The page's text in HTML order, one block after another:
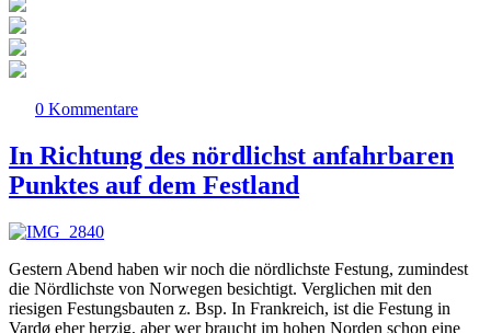
0 Kommentare
In Richtung des nördlichst anfahrbaren
Punktes auf dem Festland
Gestern Abend haben wir noch die nördlichste Festung, zumindest
die Nördlichste von Norwegen besichtigt. Verglichen mit den
riesigen Festungsbauten z. Bsp. In Frankreich, ist die Festung in
Vardø eher herzig, aber wer braucht im hohen Norden schon eine